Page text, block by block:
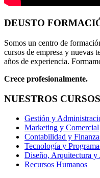
DEUSTO
Somos un centro de
cursos de empresa y nuevas
años de experiencia.
Crece profesionalmente.
NUESTROS CURSOS
Gestión y
Marketing y Comercial
Contabilidad y
Tecnología y
Diseño, Arquitectura
Recursos Humanos